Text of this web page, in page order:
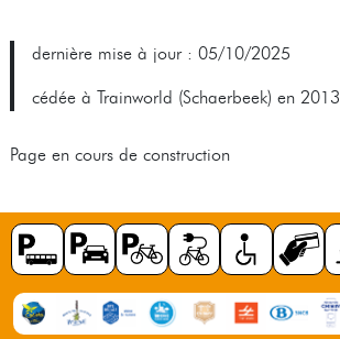
dernière mise à jour : 05/10/2025
cédée à Trainworld (Schaerbeek) en 2013
Page en cours de construction